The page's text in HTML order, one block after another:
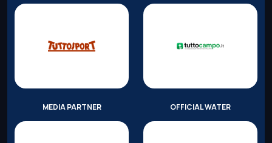
MEDIA PARTNER OFFICIAL WATER